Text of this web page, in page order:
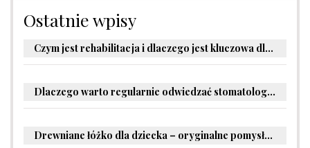
Ostatnie wpisy
Czym jest rehabilitacja i dlaczego jest kluczowa dla powrotu do zdrowia?
Dlaczego warto regularnie odwiedzać stomatologa?
Drewniane łóżko dla dziecka – oryginalne pomysły na aranżację pokoju malucha